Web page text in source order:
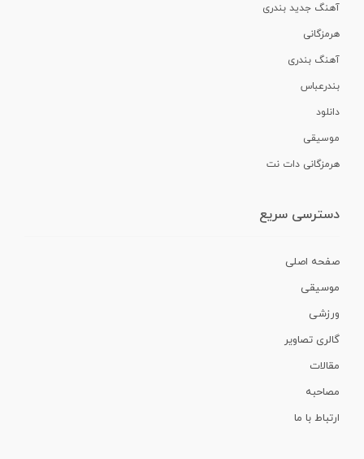
آهنگ جدید بندری
هرمزگانی
آهنگ بندری
بندرعباس
دانلود
موسیقی
هرمزگانی دات نت
دسترسی سریع
صفحه اصلی
موسیقی
ورزشی
گالری تصاویر
مقالات
مصاحبه
ارتباط با ما